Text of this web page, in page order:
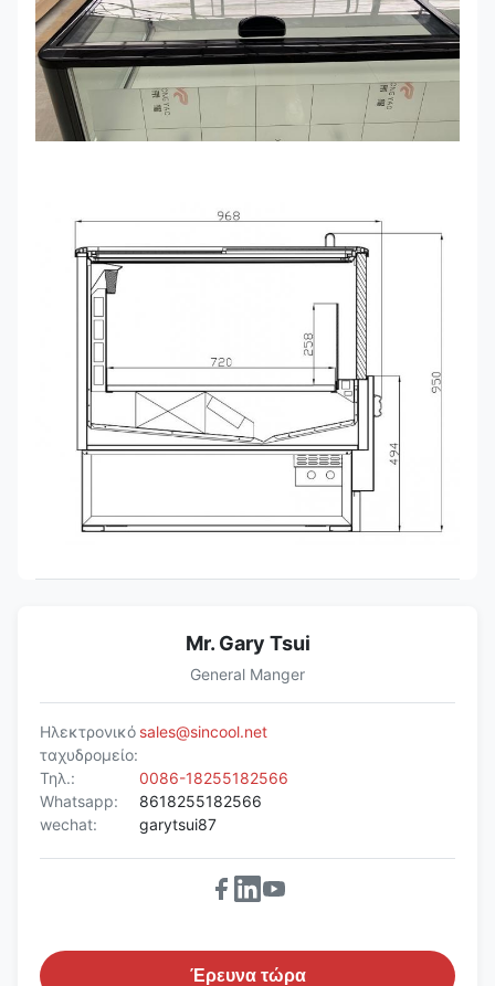
Mr. Gary Tsui
General Manger
Ηλεκτρονικό
ταχυδρομείο:
sales@sincool.net
Τηλ.:
0086-18255182566
Whatsapp:
8618255182566
wechat:
garytsui87
Έρευνα τώρα